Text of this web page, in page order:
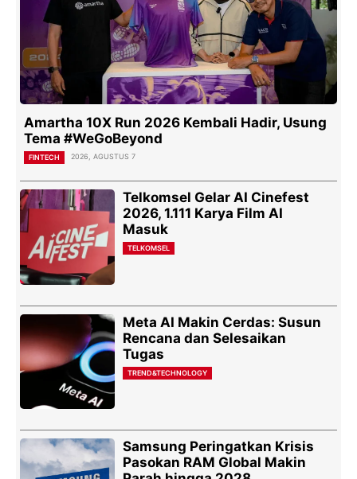
Amartha 10X Run 2026 Kembali Hadir, Usung
Tema #WeGoBeyond
FINTECH 2026, AGUSTUS 7
Telkomsel Gelar AI Cinefest
2026, 1.111 Karya Film AI
Masuk
TELKOMSEL
Meta AI Makin Cerdas: Susun
Rencana dan Selesaikan
Tugas
TREND&TECHNOLOGY
Samsung Peringatkan Krisis
Pasokan RAM Global Makin